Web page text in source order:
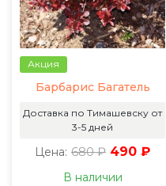
Акция
Барбарис Багатель
Доставка по Тимашевску от
3-5 дней
Цена: 680 ₽ 490 ₽
В наличии